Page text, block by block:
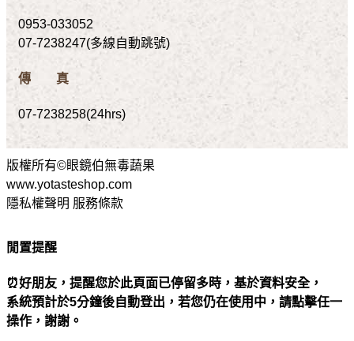
0953-033052
07-7238247(多線自動跳號)
傳 真
07-7238258(24hrs)
版權所有©眼鏡伯無毒蔬果
www.yotasteshop.com
隱私權聲明 服務條款
閒置提醒
⏰好朋友，提醒您於此頁面已停留多時，基於資料安全，
系統預計於5分鐘後自動登出，若您仍在使用中，請點擊任一
操作，謝謝。